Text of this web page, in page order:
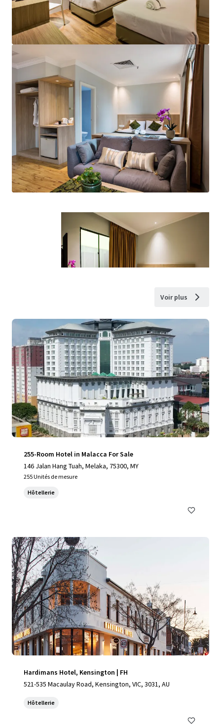
Voir plus
255-Room Hotel in Malacca For Sale
146 Jalan Hang Tuah, Melaka, 75300, MY
255 Unités de mesure
Hôtellerie
Hardimans Hotel, Kensington | FH
521-535 Macaulay Road, Kensington, VIC, 3031, AU
Hôtellerie